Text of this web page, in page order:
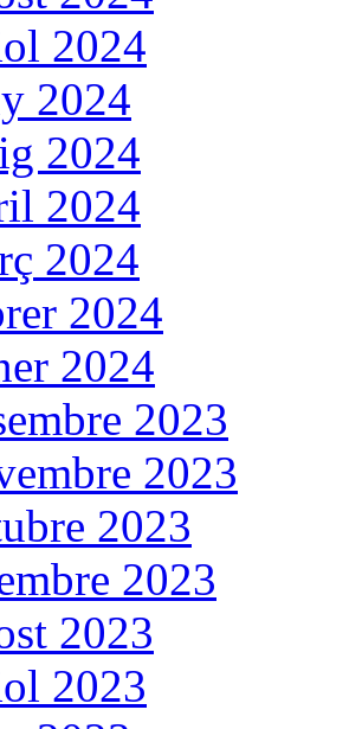
2024
2024
2024
2024
2024
2024
2024
2023
2023
2023
2023
2023
2023